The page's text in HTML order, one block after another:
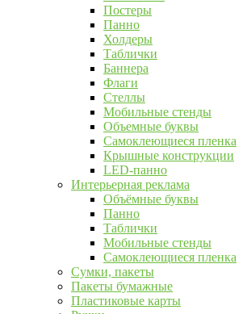
Постеры
Панно
Холдеры
Таблички
Баннера
Флаги
Стеллы
Мобильные стенды
Объемные буквы
Самоклеющиеся пленка
Крышные конструкции
LED-панно
Интерьерная реклама
Объёмные буквы
Панно
Таблички
Мобильные стенды
Самоклеющиеся пленка
Сумки, пакеты
Пакеты бумажные
Пластиковые карты